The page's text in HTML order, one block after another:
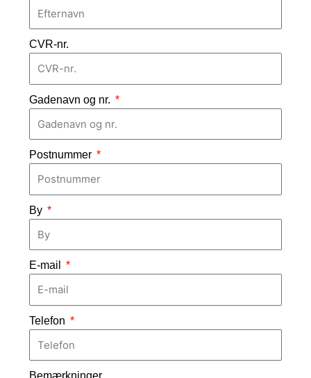
CVR-nr.
Gadenavn og nr.
Postnummer
By
E-mail
Telefon
Bemærkninger